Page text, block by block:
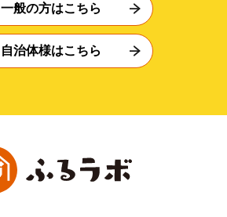
一般の方はこちら
自治体様はこちら